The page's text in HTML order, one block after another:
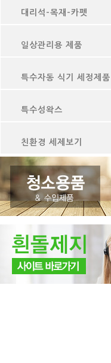
대리석-목재-카펫
일상관리용 제품
특수자동 식기 세정제품
특수성왁스
친환경 세제보기